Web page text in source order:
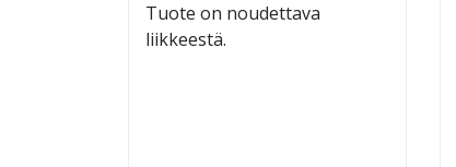
Tuote on noudettava
liikkeestä.